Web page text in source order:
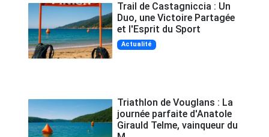
Trail de Castagniccia : Un
Duo, une Victoire Partagée
et l'Esprit du Sport
Actualité
Triathlon de Vouglans : La
journée parfaite d'Anatole
Girauld Telme, vainqueur du